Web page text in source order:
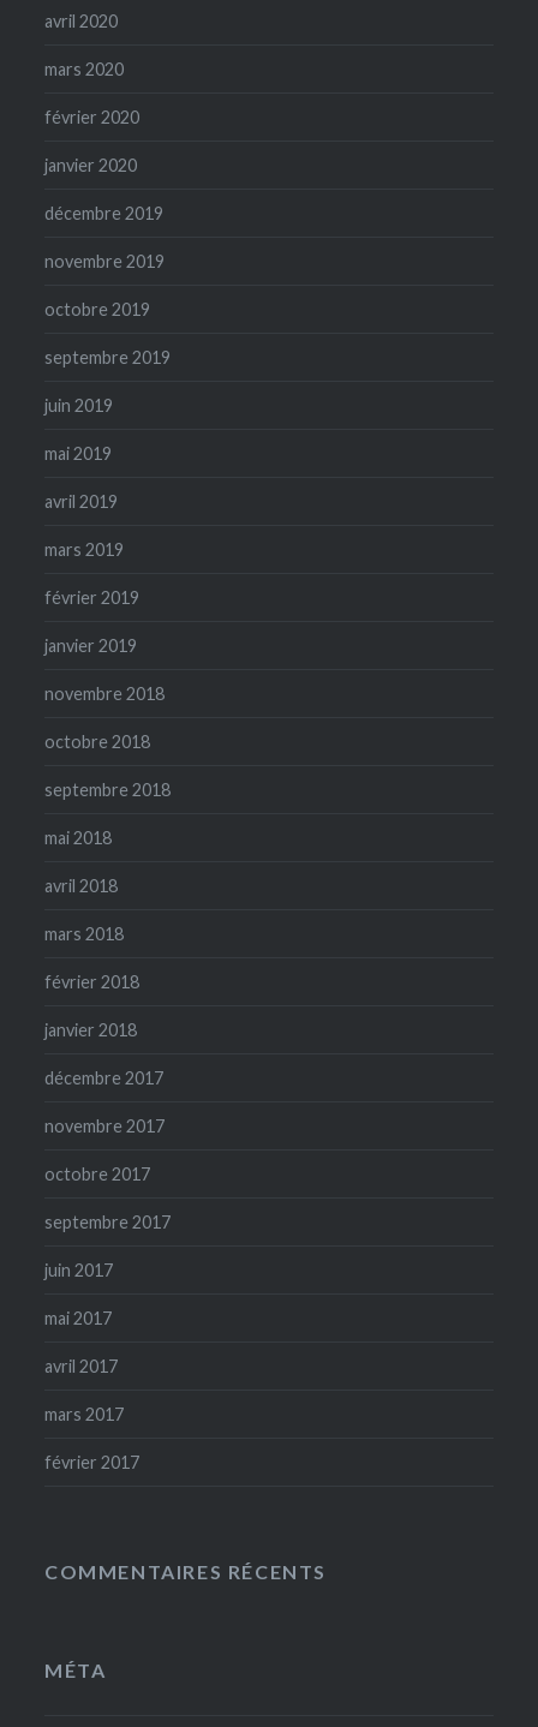
avril 2020
mars 2020
février 2020
janvier 2020
décembre 2019
novembre 2019
octobre 2019
septembre 2019
juin 2019
mai 2019
avril 2019
mars 2019
février 2019
janvier 2019
novembre 2018
octobre 2018
septembre 2018
mai 2018
avril 2018
mars 2018
février 2018
janvier 2018
décembre 2017
novembre 2017
octobre 2017
septembre 2017
juin 2017
mai 2017
avril 2017
mars 2017
février 2017
COMMENTAIRES RÉCENTS
MÉTA